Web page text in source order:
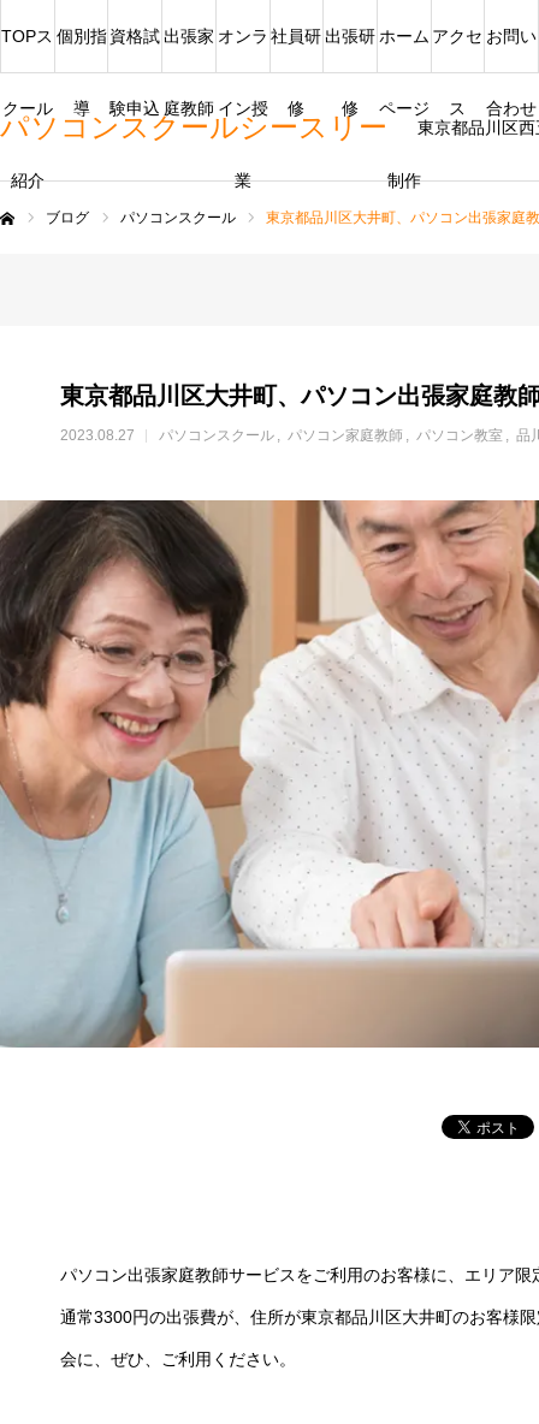
パソコンスクールシースリー 東京都品川区
TOPス
クール
紹介
個別指
導
資格試
験申込
出張家
庭教師
オンラ
イン授
業
社員研
修
出張研
修
ホーム
ページ
制作
アクセ
ス
お問い
合わせ
ブログ パソコンスクール 東京都品川区大井町、パソコン出張家庭
東京都品川区大井町、パソコン出張家庭教
2023.08.27 パソコンスクール パソコン家庭教師 パソコン教室 品
パソコン出張家庭教師サービスをご利用のお客様に、エリア
通常3300円の出張費が、住所が東京都品川区大井町のお客様
会に、ぜひ、ご利用ください。